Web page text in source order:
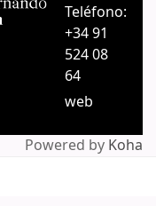
Teléfono:
+34 91
524 08
64
web
Powered by Koha